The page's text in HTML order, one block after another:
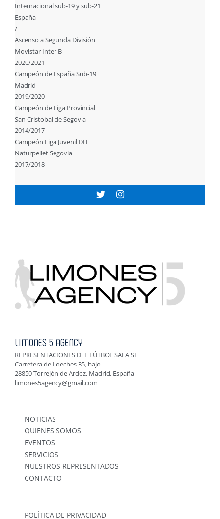
Internacional sub-19 y sub-21
España
/
Ascenso a Segunda División
Movistar Inter B
2020/2021
Campeón de España Sub-19
Madrid
2019/2020
Campeón de Liga Provincial
San Cristobal de Segovia
2014/2017
Campeón Liga Juvenil DH
Naturpellet Segovia
2017/2018
LIMONES 5 AGENCY
REPRESENTACIONES DEL FÚTBOL SALA SL
Carretera de Loeches 35, bajo
28850 Torrejón de Ardoz, Madrid. España
limones5agency@gmail.com
NOTICIAS
QUIENES SOMOS
EVENTOS
SERVICIOS
NUESTROS REPRESENTADOS
CONTACTO
POLÍTICA DE PRIVACIDAD